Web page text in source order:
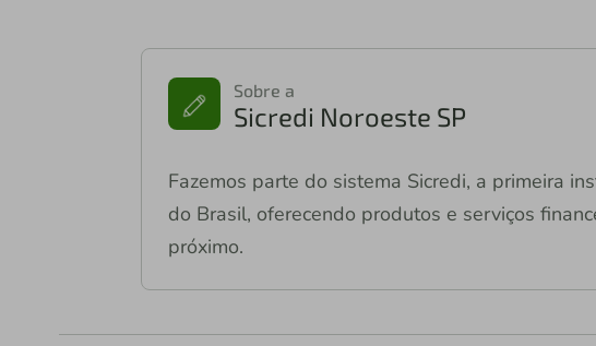
Sobre a
Sicredi Noroeste SP
Fazemos parte do sistema Sicredi, a primeira
do Brasil, oferecendo produtos e serviços
próximo.